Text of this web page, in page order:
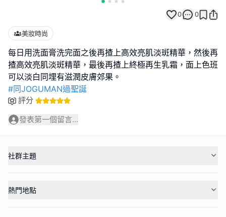
0 0
美妝時尚
每日用洗面膏洗完面之後再揸上高效亮肌淡斑精華，然後再
揸高效亮肌淡斑精華，最後再揸上終極再生乳霜，面上色班
#同JOGUMAN過聖誕
評分
發表第一個留言...
社群主題
熱門地點